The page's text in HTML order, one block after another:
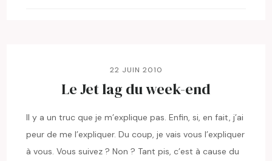
22 JUIN 2010
Le Jet lag du week-end
Il y a un truc que je m’explique pas. Enfin, si, en fait, j’ai
peur de me l’expliquer. Du coup, je vais vous l’expliquer
à vous. Vous suivez ? Non ? Tant pis, c’est à cause du